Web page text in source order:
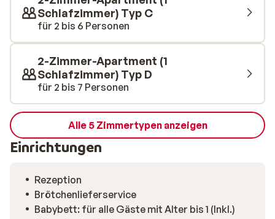
Schlafzimmer) Typ C
für 2 bis 6 Personen
2-Zimmer-Apartment (1
Schlafzimmer) Typ D
für 2 bis 7 Personen
Alle 5 Zimmertypen anzeigen
Einrichtungen
Rezeption
Brötchenlieferservice
Babybett: für alle Gäste mit Alter bis 1 (Inkl.)